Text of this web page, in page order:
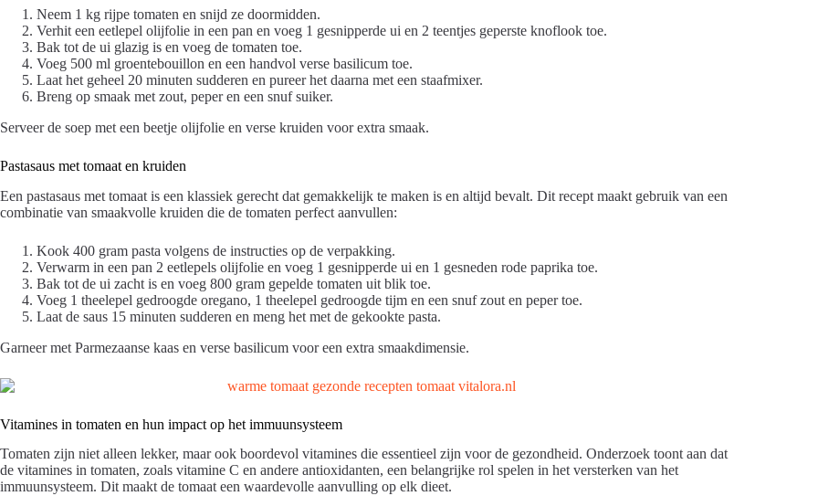
Neem 1 kg rijpe tomaten en snijd ze doormidden.
Verhit een eetlepel olijfolie in een pan en voeg 1 gesnipperde ui en 2 teentjes geperste knoflook toe.
Bak tot de ui glazig is en voeg de tomaten toe.
Voeg 500 ml groentebouillon en een handvol verse basilicum toe.
Laat het geheel 20 minuten sudderen en pureer het daarna met een staafmixer.
Breng op smaak met zout, peper en een snuf suiker.
Serveer de soep met een beetje olijfolie en verse kruiden voor extra smaak.
Pastasaus met tomaat en kruiden
Een pastasaus met tomaat is een klassiek gerecht dat gemakkelijk te maken is en altijd bevalt. Dit recept maakt gebruik van een
combinatie van smaakvolle kruiden die de tomaten perfect aanvullen:
Kook 400 gram pasta volgens de instructies op de verpakking.
Verwarm in een pan 2 eetlepels olijfolie en voeg 1 gesnipperde ui en 1 gesneden rode paprika toe.
Bak tot de ui zacht is en voeg 800 gram gepelde tomaten uit blik toe.
Voeg 1 theelepel gedroogde oregano, 1 theelepel gedroogde tijm en een snuf zout en peper toe.
Laat de saus 15 minuten sudderen en meng het met de gekookte pasta.
Garneer met Parmezaanse kaas en verse basilicum voor een extra smaakdimensie.
Vitamines in tomaten en hun impact op het immuunsysteem
Tomaten zijn niet alleen lekker, maar ook boordevol vitamines die essentieel zijn voor de gezondheid. Onderzoek toont aan dat
de vitamines in tomaten, zoals vitamine C en andere antioxidanten, een belangrijke rol spelen in het versterken van het
immuunsysteem. Dit maakt de tomaat een waardevolle aanvulling op elk dieet.